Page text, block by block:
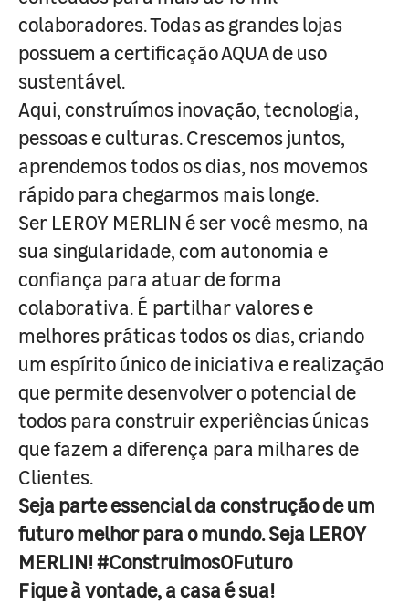
colaboradores. Todas as grandes lojas
possuem a certificação AQUA de uso
sustentável.
Aqui, construímos inovação, tecnologia,
pessoas e culturas. Crescemos juntos,
aprendemos todos os dias, nos movemos
rápido para chegarmos mais longe.
Ser LEROY MERLIN é ser você mesmo, na
sua singularidade, com autonomia e
confiança para atuar de forma
colaborativa. É partilhar valores e
melhores práticas todos os dias, criando
um espírito único de iniciativa e realização
que permite desenvolver o potencial de
todos para construir experiências únicas
que fazem a diferença para milhares de
Clientes.
Seja parte essencial da construção de um
futuro melhor para o mundo. Seja LEROY
MERLIN! #ConstruimosOFuturo
Fique à vontade, a casa é sua!